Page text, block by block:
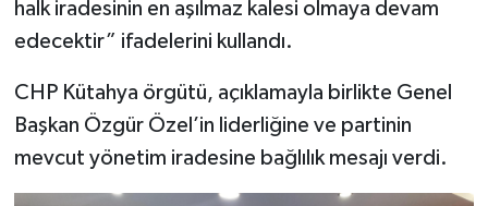
halk iradesinin en aşılmaz kalesi olmaya devam
edecektir” ifadelerini kullandı.
CHP Kütahya örgütü, açıklamayla birlikte Genel
Başkan Özgür Özel’in liderliğine ve partinin
mevcut yönetim iradesine bağlılık mesajı verdi.